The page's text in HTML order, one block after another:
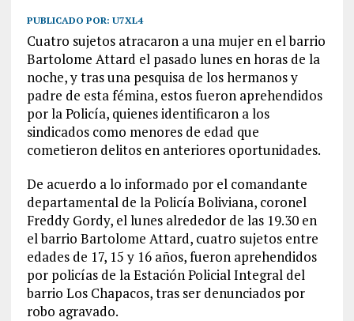
PUBLICADO POR: U7XL4
Cuatro sujetos atracaron a una mujer en el barrio
Bartolome Attard el pasado lunes en horas de la
noche, y tras una pesquisa de los hermanos y
padre de esta fémina, estos fueron aprehendidos
por la Policía, quienes identificaron a los
sindicados como menores de edad que
cometieron delitos en anteriores oportunidades.
De acuerdo a lo informado por el comandante
departamental de la Policía Boliviana, coronel
Freddy Gordy, el lunes alrededor de las 19.30 en
el barrio Bartolome Attard, cuatro sujetos entre
edades de 17, 15 y 16 años, fueron aprehendidos
por policías de la Estación Policial Integral del
barrio Los Chapacos, tras ser denunciados por
robo agravado.